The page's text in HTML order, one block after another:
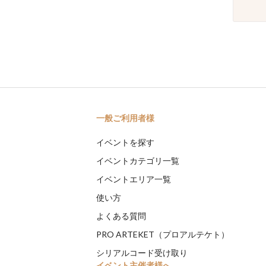
一般ご利用者様
イベントを探す
イベントカテゴリ一覧
イベントエリア一覧
使い方
よくある質問
PRO ARTEKET（プロアルテケト）
シリアルコード受け取り